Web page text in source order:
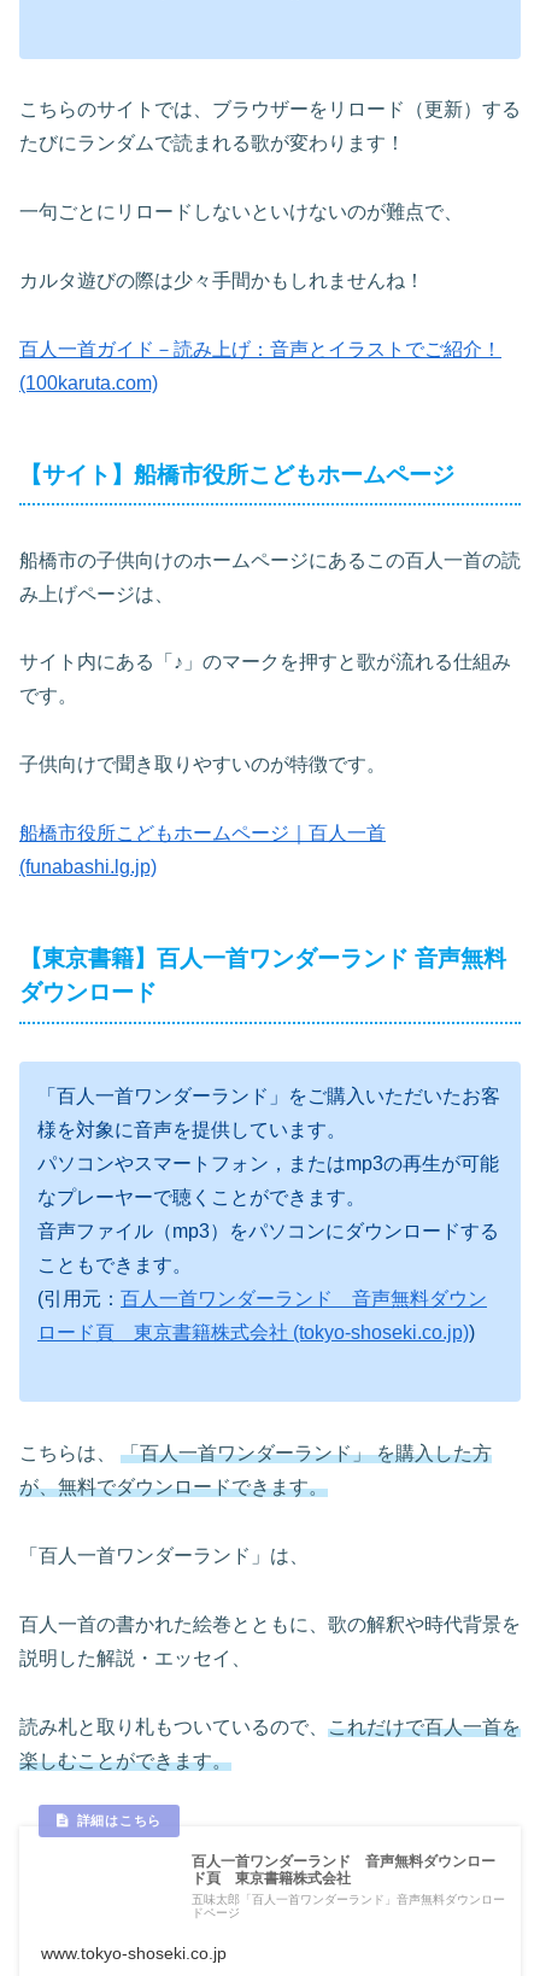
こちらのサイトでは、ブラウザーをリロード（更新）する
たびにランダムで読まれる歌が変わります！
一句ごとにリロードしないといけないのが難点で、
カルタ遊びの際は少々手間かもしれませんね！
百人一首ガイド－読み上げ：音声とイラストでご紹介！
(100karuta.com)
【サイト】船橋市役所こどもホームページ
船橋市の子供向けのホームページにあるこの百人一首の読
み上げページは、
サイト内にある「♪」のマークを押すと歌が流れる仕組み
です。
子供向けで聞き取りやすいのが特徴です。
船橋市役所こどもホームページ｜百人一首
(funabashi.lg.jp)
【東京書籍】百人一首ワンダーランド 音声無料
ダウンロード
「百人一首ワンダーランド」をご購入いただいたお客
様を対象に音声を提供しています。
パソコンやスマートフォン，またはmp3の再生が可能
なプレーヤーで聴くことができます。
音声ファイル（mp3）をパソコンにダウンロードする
こともできます。
(引用元： 百人一首ワンダーランド 音声無料ダウン
ロード頁 東京書籍株式会社 (tokyo-shoseki.co.jp))
こちらは、 「百人一首ワンダーランド」 を購入した方
が、無料でダウンロードできます。
「百人一首ワンダーランド」は、
百人一首の書かれた絵巻とともに、歌の解釈や時代背景を
説明した解説・エッセイ、
読み札と取り札もついているので、 これだけで百人一首を
楽しむことができます。
百人一首ワンダーランド 音声無料ダウンロー
ド頁 東京書籍株式会社
五味太郎「百人一首ワンダーランド」音声無料ダウンロー
ドページ
www.tokyo-shoseki.co.jp